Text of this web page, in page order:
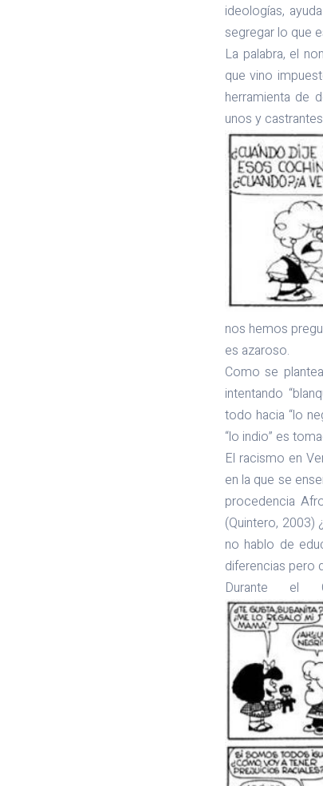
ideologías,
segregar lo que
La palabra, el
que vino
herramienta de
unos y
nos hemos
es azaroso.
Como se
intentando
todo hacia “lo
“lo indio” es
El racismo en
en la que se
procedencia
(Quintero,
no hablo de
diferencias pero
Durante el